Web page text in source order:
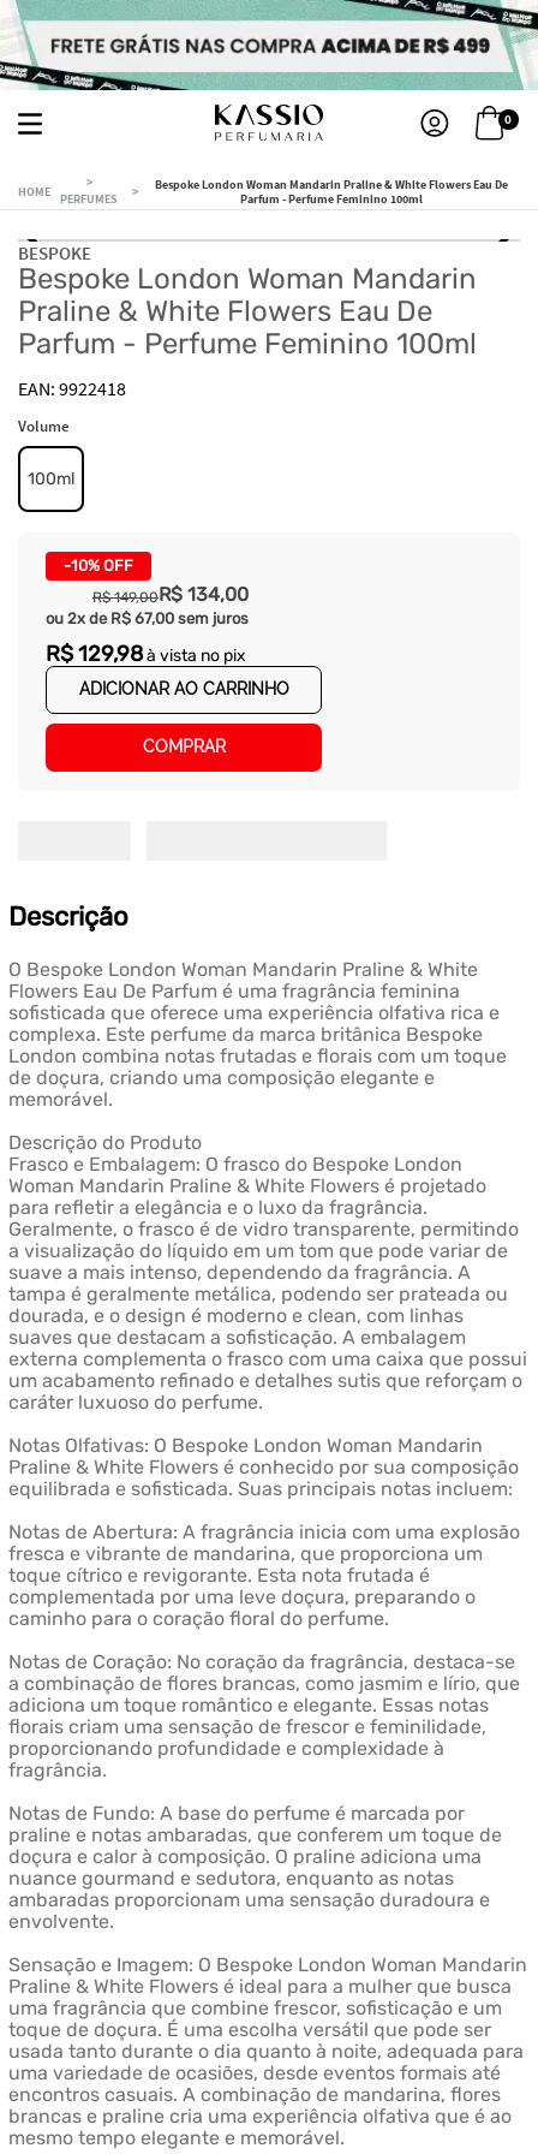
0
PERFUMES
Bespoke London Woman Mandarin Praline & White Flowers Eau De
Parfum - Perfume Feminino 100ml
BESPOKE
Bespoke London Woman Mandarin
Praline & White Flowers Eau De
Parfum - Perfume Feminino 100ml
9922418
Volume
100ml
-10% OFF
R$ 134,00
R$ 149,00
ou 2x de R$ 67,00 sem juros
R$129,98à vista no pix
ADICIONAR AO CARRINHO
COMPRAR
Descrição
O Bespoke London Woman Mandarin Praline & White
Flowers Eau De Parfum é uma fragrância feminina
sofisticada que oferece uma experiência olfativa rica e
complexa. Este perfume da marca britânica Bespoke
London combina notas frutadas e florais com um toque
de doçura, criando uma composição elegante e
memorável.
Descrição do Produto
Frasco e Embalagem: O frasco do Bespoke London
Woman Mandarin Praline & White Flowers é projetado
para refletir a elegância e o luxo da fragrância.
Geralmente, o frasco é de vidro transparente, permitindo
a visualização do líquido em um tom que pode variar de
suave a mais intenso, dependendo da fragrância. A
tampa é geralmente metálica, podendo ser prateada ou
dourada, e o design é moderno e clean, com linhas
suaves que destacam a sofisticação. A embalagem
externa complementa o frasco com uma caixa que possui
um acabamento refinado e detalhes sutis que reforçam o
caráter luxuoso do perfume.
Notas Olfativas: O Bespoke London Woman Mandarin
Praline & White Flowers é conhecido por sua composição
equilibrada e sofisticada. Suas principais notas incluem:
Notas de Abertura: A fragrância inicia com uma explosão
fresca e vibrante de mandarina, que proporciona um
toque cítrico e revigorante. Esta nota frutada é
complementada por uma leve doçura, preparando o
caminho para o coração floral do perfume.
Notas de Coração: No coração da fragrância, destaca-se
a combinação de flores brancas, como jasmim e lírio, que
adiciona um toque romântico e elegante. Essas notas
florais criam uma sensação de frescor e feminilidade,
proporcionando profundidade e complexidade à
fragrância.
Notas de Fundo: A base do perfume é marcada por
praline e notas ambaradas, que conferem um toque de
doçura e calor à composição. O praline adiciona uma
nuance gourmand e sedutora, enquanto as notas
ambaradas proporcionam uma sensação duradoura e
envolvente.
Sensação e Imagem: O Bespoke London Woman Mandarin
Praline & White Flowers é ideal para a mulher que busca
uma fragrância que combine frescor, sofisticação e um
toque de doçura. É uma escolha versátil que pode ser
usada tanto durante o dia quanto à noite, adequada para
uma variedade de ocasiões, desde eventos formais até
encontros casuais. A combinação de mandarina, flores
brancas e praline cria uma experiência olfativa que é ao
mesmo tempo elegante e memorável.